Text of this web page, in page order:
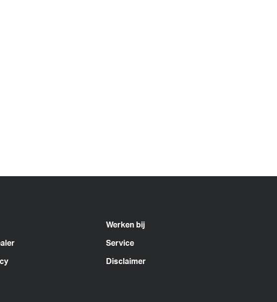
Werken bij
Service
Disclaimer